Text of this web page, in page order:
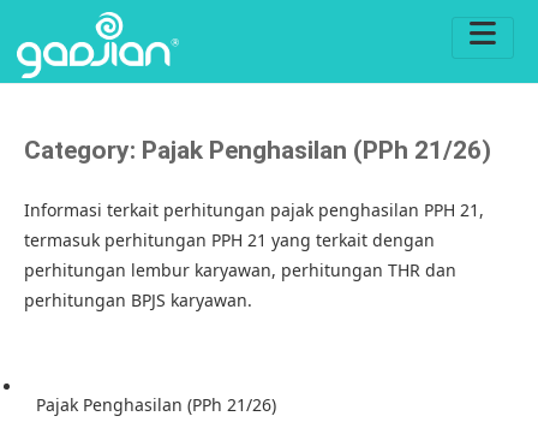
Category: Pajak Penghasilan (PPh 21/26)
Informasi terkait perhitungan pajak penghasilan PPH 21,
termasuk perhitungan PPH 21 yang terkait dengan
perhitungan lembur karyawan, perhitungan THR dan
perhitungan BPJS karyawan.
Pajak Penghasilan (PPh 21/26)